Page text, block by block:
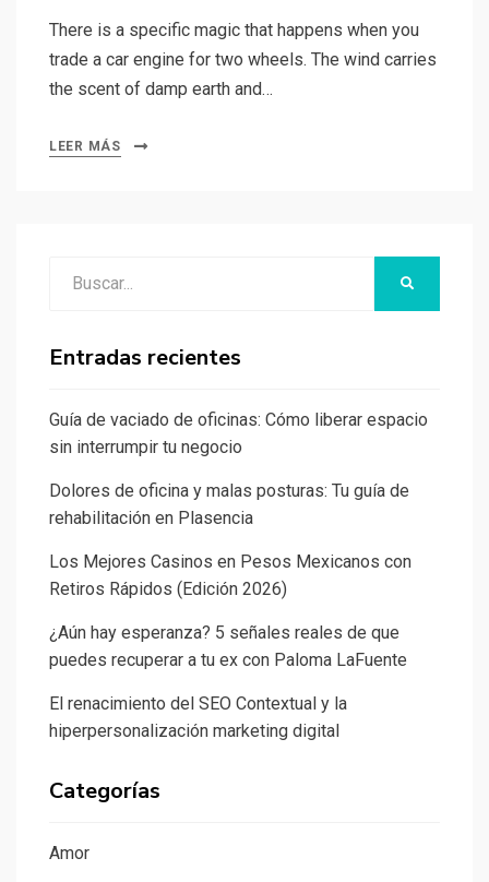
There is a specific magic that happens when you
trade a car engine for two wheels. The wind carries
the scent of damp earth and…
LEER MÁS
Entradas recientes
Guía de vaciado de oficinas: Cómo liberar espacio
sin interrumpir tu negocio
Dolores de oficina y malas posturas: Tu guía de
rehabilitación en Plasencia
Los Mejores Casinos en Pesos Mexicanos con
Retiros Rápidos (Edición 2026)
¿Aún hay esperanza? 5 señales reales de que
puedes recuperar a tu ex con Paloma LaFuente
El renacimiento del SEO Contextual y la
hiperpersonalización marketing digital
Categorías
Amor